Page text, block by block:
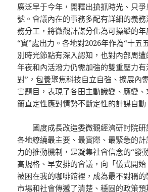
廣泛早于今年，開釋出搶抓時光、只
號。會議內在的事務多配有詳細的義
務分工，將微觀計謀分化為可操縱的
“實”處出力。各地對2026年作為“十五
別時光節點有深入認知，也對內部周
年夜和內活潑力仍需加強的雙重壓力
對”，包養聚焦科技自立自強、擴展內
害題目，表現了各田主動識變、應變
簡直定性應對情勢不斷定性的計謀自動
國度成長改造委微觀經濟研討院研
各地繚繞最主要、最實際、最緊急的
力的推動機制，是凝集社會信念的“發
高規格、早安排的會議，向「儀式開
被困在我的咖啡館裡，成為最不對稱
市場和社會傳遞了清楚、穩固的政策